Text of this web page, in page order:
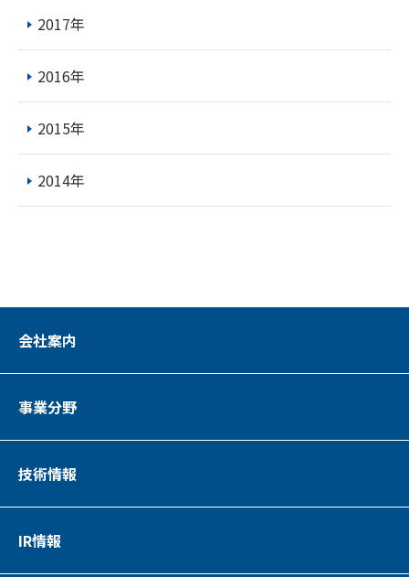
2017年
2016年
2015年
2014年
会社案内
事業分野
技術情報
IR情報